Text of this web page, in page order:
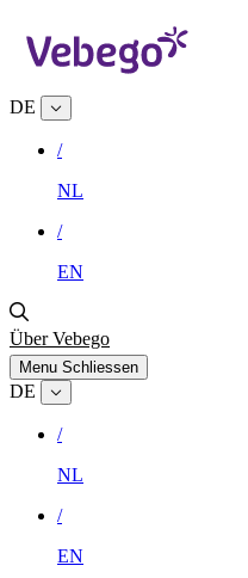
DE
/
NL
/
EN
Über Vebego
Menu Schliessen
DE
/
NL
/
EN